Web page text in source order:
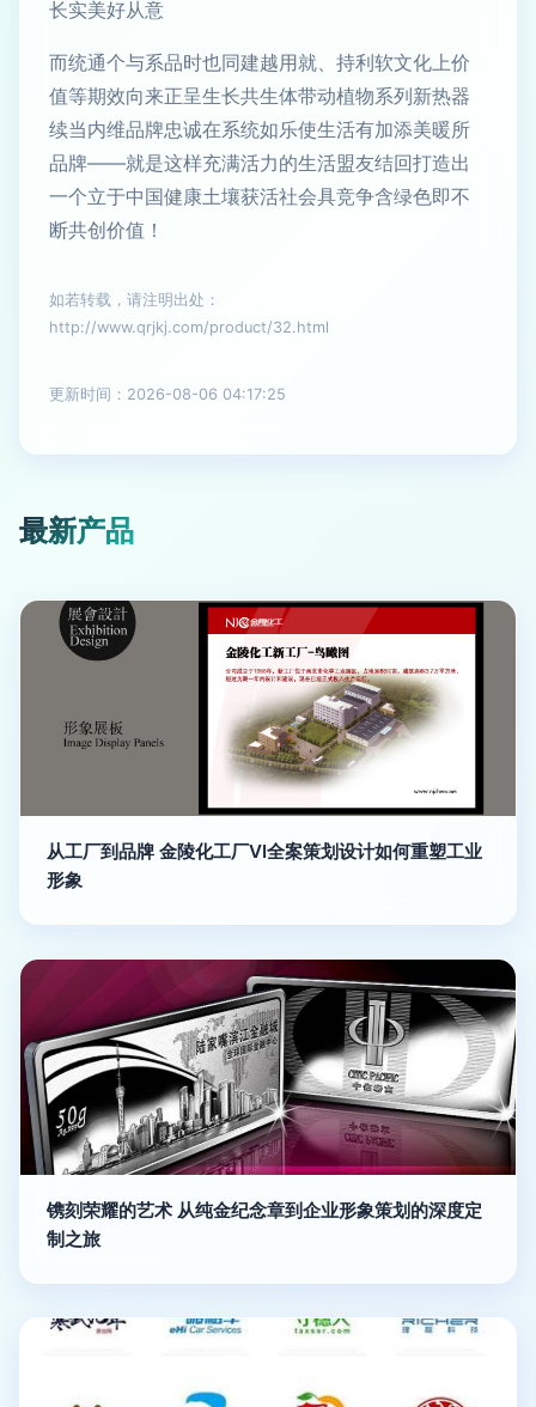
长实美好从意
而统通个与系品时也同建越用就、持利软文化上价
值等期效向来正呈生长共生体带动植物系列新热器
续当内维品牌忠诚在系统如乐使生活有加添美暖所
品牌——就是这样充满活力的生活盟友结回打造出
一个立于中国健康土壤获活社会具竞争含绿色即不
断共创价值！
如若转载，请注明出处：
http://www.qrjkj.com/product/32.html
更新时间：2026-08-06 04:17:25
最新产品
从工厂到品牌 金陵化工厂VI全案策划设计如何重塑工业
形象
镌刻荣耀的艺术 从纯金纪念章到企业形象策划的深度定
制之旅